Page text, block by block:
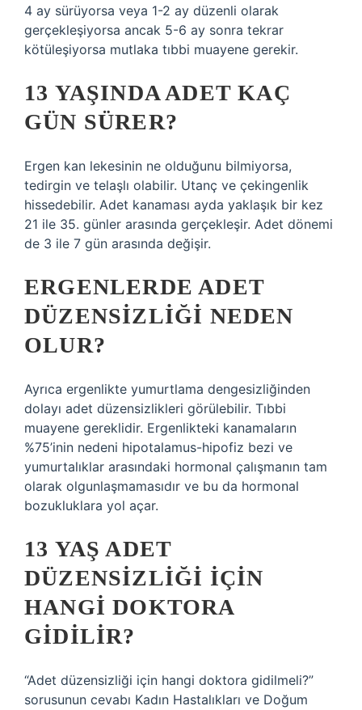
4 ay sürüyorsa veya 1-2 ay düzenli olarak
gerçekleşiyorsa ancak 5-6 ay sonra tekrar
kötüleşiyorsa mutlaka tıbbi muayene gerekir.
13 YAŞINDA ADET KAÇ
GÜN SÜRER?
Ergen kan lekesinin ne olduğunu bilmiyorsa,
tedirgin ve telaşlı olabilir. Utanç ve çekingenlik
hissedebilir. Adet kanaması ayda yaklaşık bir kez
21 ile 35. günler arasında gerçekleşir. Adet dönemi
de 3 ile 7 gün arasında değişir.
ERGENLERDE ADET
DÜZENSIZLIĞI NEDEN
OLUR?
Ayrıca ergenlikte yumurtlama dengesizliğinden
dolayı adet düzensizlikleri görülebilir. Tıbbi
muayene gereklidir. Ergenlikteki kanamaların
%75’inin nedeni hipotalamus-hipofiz bezi ve
yumurtalıklar arasındaki hormonal çalışmanın tam
olarak olgunlaşmamasıdır ve bu da hormonal
bozukluklara yol açar.
13 YAŞ ADET
DÜZENSIZLIĞI IÇIN
HANGI DOKTORA
GIDILIR?
“Adet düzensizliği için hangi doktora gidilmeli?”
sorusunun cevabı Kadın Hastalıkları ve Doğum